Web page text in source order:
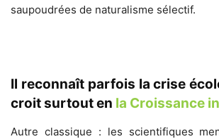
saupoudrées de naturalisme sélectif.
Il reconnaît parfois la crise
croit surtout en la Croissance
Autre classique : les scientifiques